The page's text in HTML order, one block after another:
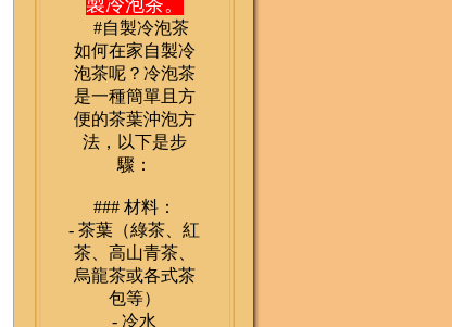
製冷泡茶。
#自製冷泡茶
如何在家自製冷
泡茶呢？冷泡茶
是一種簡單且方
便的茶葉沖泡方
法，以下是步
驟：
### 材料：
- 茶葉（綠茶、紅
茶、高山青茶、
烏龍茶或各式茶
包等）
- 冷水